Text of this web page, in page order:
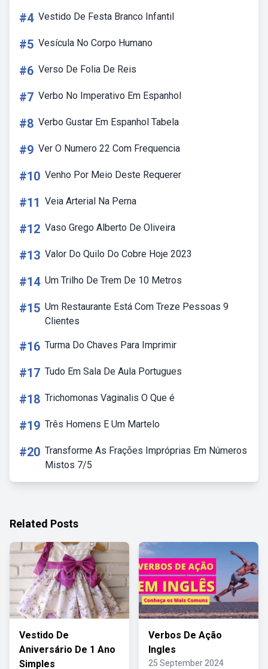
#4 Vestido De Festa Branco Infantil
#5 Vesícula No Corpo Humano
#6 Verso De Folia De Reis
#7 Verbo No Imperativo Em Espanhol
#8 Verbo Gustar Em Espanhol Tabela
#9 Ver O Numero 22 Com Frequencia
#10 Venho Por Meio Deste Requerer
#11 Veia Arterial Na Perna
#12 Vaso Grego Alberto De Oliveira
#13 Valor Do Quilo Do Cobre Hoje 2023
#14 Um Trilho De Trem De 10 Metros
#15 Um Restaurante Está Com Treze Pessoas 9
Clientes
#16 Turma Do Chaves Para Imprimir
#17 Tudo Em Sala De Aula Portugues
#18 Trichomonas Vaginalis O Que é
#19 Três Homens E Um Martelo
#20 Transforme As Frações Impróprias Em Números
Mistos 7/5
Related Posts
Vestido De
Aniversário De 1 Ano
Simples
Verbos De Ação
Ingles
25 September 2024